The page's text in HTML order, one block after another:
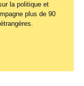
la politique et
plus de 90